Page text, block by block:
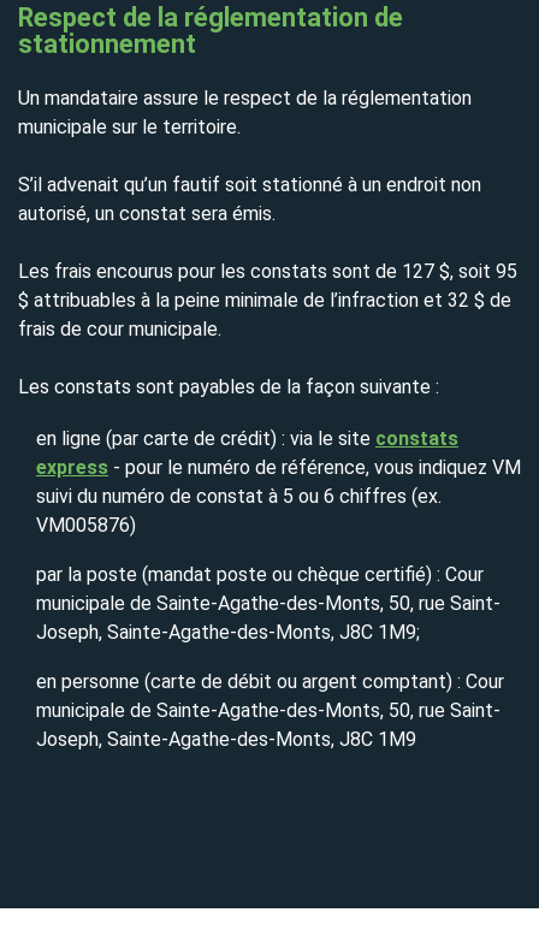
Respect de la réglementation de
stationnement
Un mandataire assure le respect de la réglementation
municipale sur le territoire.
S’il advenait qu’un fautif soit stationné à un endroit non
autorisé, un constat sera émis.
Les frais encourus pour les constats sont de 127 $, soit 95
$ attribuables à la peine minimale de l’infraction et 32 $ de
frais de cour municipale.
Les constats sont payables de la façon suivante :
en ligne (par carte de crédit) : via le site constats
express - pour le numéro de référence, vous indiquez VM
suivi du numéro de constat à 5 ou 6 chiffres (ex.
VM005876)
par la poste (mandat poste ou chèque certifié) : Cour
municipale de Sainte-Agathe-des-Monts, 50, rue Saint-
Joseph, Sainte-Agathe-des-Monts, J8C 1M9;
en personne (carte de débit ou argent comptant) : Cour
municipale de Sainte-Agathe-des-Monts, 50, rue Saint-
Joseph, Sainte-Agathe-des-Monts, J8C 1M9